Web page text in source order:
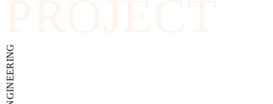
ENGINEERING